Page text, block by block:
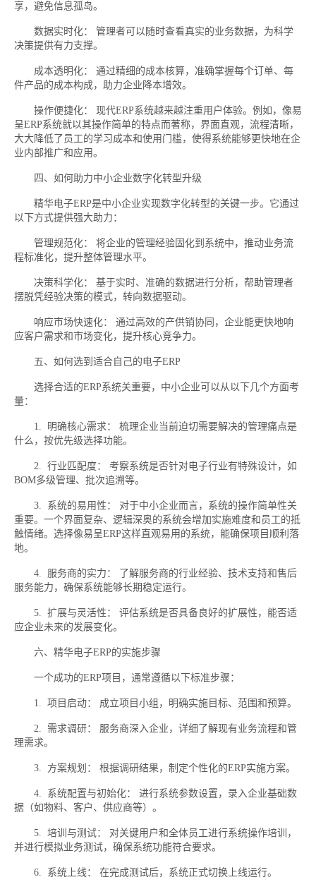
享，避免信息孤岛。
数据实时化： 管理者可以随时查看真实的业务数据，为科学
决策提供有力支撑。
成本透明化： 通过精细的成本核算，准确掌握每个订单、每
件产品的成本构成，助力企业降本增效。
操作便捷化： 现代ERP系统越来越注重用户体验。例如，像易
呈ERP系统就以其操作简单的特点而著称，界面直观，流程清晰，
大大降低了员工的学习成本和使用门槛，使得系统能够更快地在企
业内部推广和应用。
四、如何助力中小企业数字化转型升级
精华电子ERP是中小企业实现数字化转型的关键一步。它通过
以下方式提供强大助力：
管理规范化： 将企业的管理经验固化到系统中，推动业务流
程标准化，提升整体管理水平。
决策科学化： 基于实时、准确的数据进行分析，帮助管理者
摆脱凭经验决策的模式，转向数据驱动。
响应市场快速化： 通过高效的产供销协同，企业能更快地响
应客户需求和市场变化，提升核心竞争力。
五、如何选到适合自己的电子ERP
选择合适的ERP系统关重要，中小企业可以从以下几个方面考
量：
1. 明确核心需求： 梳理企业当前迫切需要解决的管理痛点是
什么，按优先级选择功能。
2. 行业匹配度： 考察系统是否针对电子行业有特殊设计，如
BOM多级管理、批次追溯等。
3. 系统的易用性： 对于中小企业而言，系统的操作简单性关
重要。一个界面复杂、逻辑深奥的系统会增加实施难度和员工的抵
触情绪。选择像易呈ERP这样直观易用的系统，能确保项目顺利落
地。
4. 服务商的实力： 了解服务商的行业经验、技术支持和售后
服务能力，确保系统能够长期稳定运行。
5. 扩展与灵活性： 评估系统是否具备良好的扩展性，能否适
应企业未来的发展变化。
六、精华电子ERP的实施步骤
一个成功的ERP项目，通常遵循以下标准步骤：
1. 项目启动： 成立项目小组，明确实施目标、范围和预算。
2. 需求调研： 服务商深入企业，详细了解现有业务流程和管
理需求。
3. 方案规划： 根据调研结果，制定个性化的ERP实施方案。
4. 系统配置与初始化： 进行系统参数设置，录入企业基础数
据（如物料、客户、供应商等）。
5. 培训与测试： 对关键用户和全体员工进行系统操作培训，
并进行模拟业务测试，确保系统功能符合要求。
6. 系统上线： 在完成测试后，系统正式切换上线运行。